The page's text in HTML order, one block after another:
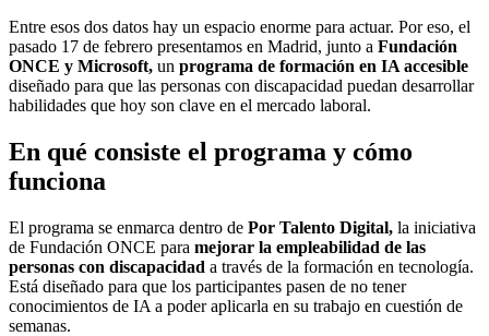
Entre esos dos datos hay un espacio enorme para actuar. Por eso, el
pasado 17 de febrero presentamos en Madrid, junto a Fundación
ONCE y Microsoft, un programa de formación en IA accesible
diseñado para que las personas con discapacidad puedan desarrollar
habilidades que hoy son clave en el mercado laboral.
En qué consiste el programa y cómo
funciona
El programa se enmarca dentro de Por Talento Digital, la iniciativa
de Fundación ONCE para mejorar la empleabilidad de las
personas con discapacidad a través de la formación en tecnología.
Está diseñado para que los participantes pasen de no tener
conocimientos de IA a poder aplicarla en su trabajo en cuestión de
semanas.